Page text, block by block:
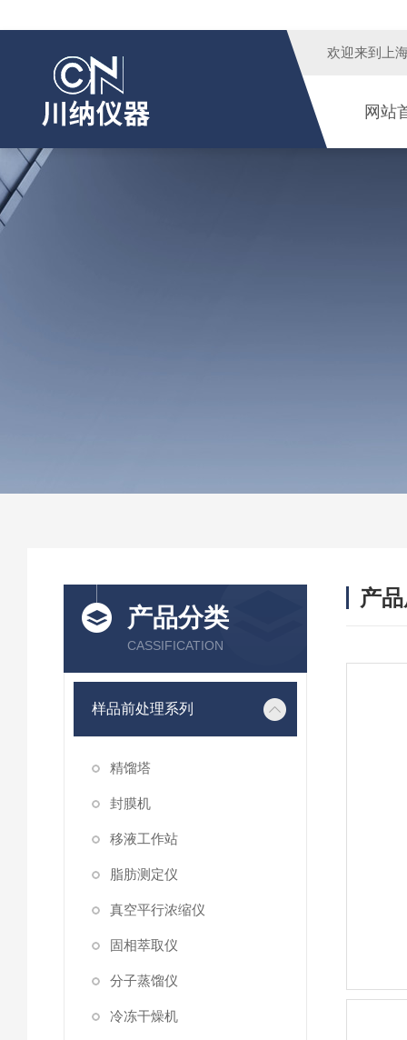
欢迎来到 上
网站
产品分类
CASSIFICATION
样品前处理系列
精馏塔
封膜机
移液工作站
脂肪测定仪
真空平行浓缩仪
固相萃取仪
分子蒸馏仪
冷冻干燥机
产